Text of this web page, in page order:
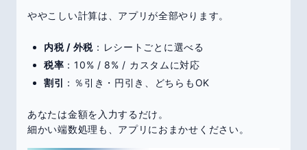
ややこしい計算は、アプリが全部やります。
内税 / 外税：レシートごとに選べる
税率 ：10% / 8% / カスタムに対応
割引 ：％引き・円引き、どちらもOK
あなたは金額を入力するだけ。
細かい端数処理も、アプリにおまかせください。